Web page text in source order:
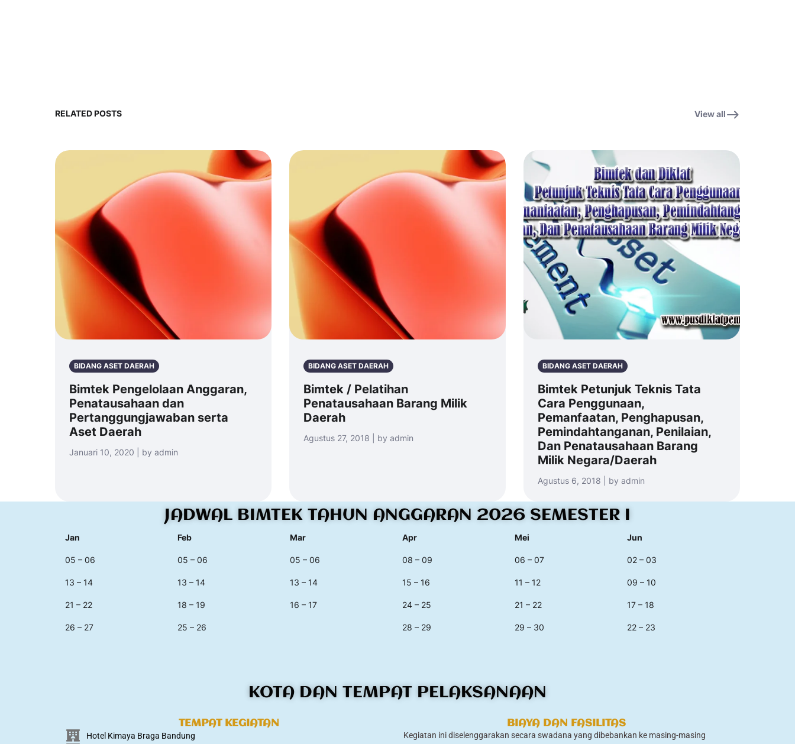
RELATED POSTS View all
BIDANG ASET DAERAH
Bimtek Pengelolaan Anggaran,
Penatausahaan dan
Pertanggungjawaban serta
Aset Daerah
Januari 10, 2020 | by admin
BIDANG ASET DAERAH
Bimtek / Pelatihan
Penatausahaan Barang Milik
Daerah
Agustus 27, 2018 | by admin
BIDANG ASET DAERAH
Bimtek Petunjuk Teknis Tata
Cara Penggunaan,
Pemanfaatan, Penghapusan,
Pemindahtanganan, Penilaian,
Dan Penatausahaan Barang
Milik Negara/Daerah
Agustus 6, 2018 | by admin
JADWAL BIMTEK TAHUN ANGGARAN 2026 SEMESTER I
Jan Feb Mar Apr Mei Jun
05 – 06 05 – 06 05 – 06 08 – 09 06 – 07 02 – 03
13 – 14 13 – 14 13 – 14 15 – 16 11 – 12 09 – 10
21 – 22 18 – 19 16 – 17 24 – 25 21 – 22 17 – 18
26 – 27 25 – 26 28 – 29 29 – 30 22 – 23
KOTA DAN TEMPAT PELAKSANAAN
TEMPAT KEGIATAN
Hotel Kimaya Braga Bandung
BIAYA DAN FASILITAS
Kegiatan ini diselenggarakan secara swadana yang dibebankan ke masing-masing